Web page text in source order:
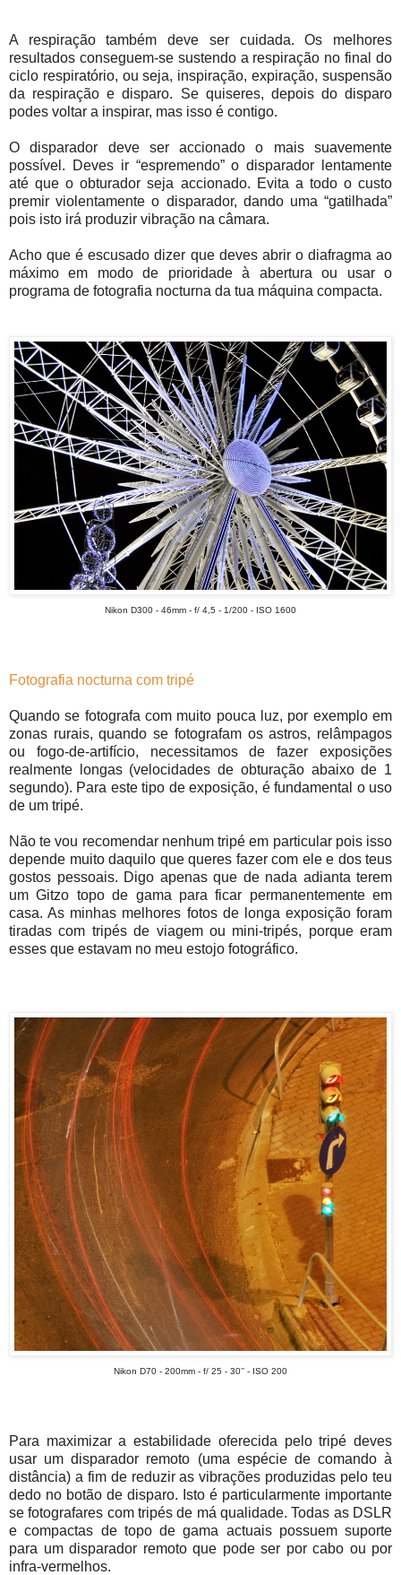
A respiração também deve ser cuidada. Os melhores
resultados conseguem-se sustendo a respiração no final do
ciclo respiratório, ou seja, inspiração, expiração, suspensão
da respiração e disparo. Se quiseres, depois do disparo
podes voltar a inspirar, mas isso é contigo.
O disparador deve ser accionado o mais suavemente
possível. Deves ir “espremendo” o disparador lentamente
até que o obturador seja accionado. Evita a todo o custo
premir violentamente o disparador, dando uma “gatilhada”
pois isto irá produzir vibração na câmara.
Acho que é escusado dizer que deves abrir o diafragma ao
máximo em modo de prioridade à abertura ou usar o
programa de fotografia nocturna da tua máquina compacta.
Nikon D300 - 46mm - f/ 4,5 - 1/200 - ISO 1600
Fotografia nocturna com tripé
Quando se fotografa com muito pouca luz, por exemplo em
zonas rurais, quando se fotografam os astros, relâmpagos
ou fogo-de-artifício, necessitamos de fazer exposições
realmente longas (velocidades de obturação abaixo de 1
segundo). Para este tipo de exposição, é fundamental o uso
de um tripé.
Não te vou recomendar nenhum tripé em particular pois isso
depende muito daquilo que queres fazer com ele e dos teus
gostos pessoais. Digo apenas que de nada adianta terem
um Gitzo topo de gama para ficar permanentemente em
casa. As minhas melhores fotos de longa exposição foram
tiradas com tripés de viagem ou mini-tripés, porque eram
esses que estavam no meu estojo fotográfico.
Nikon D70 - 200mm - f/ 25 - 30’’ - ISO 200
Para maximizar a estabilidade oferecida pelo tripé deves
usar um disparador remoto (uma espécie de comando à
distância) a fim de reduzir as vibrações produzidas pelo teu
dedo no botão de disparo. Isto é particularmente importante
se fotografares com tripés de má qualidade. Todas as DSLR
e compactas de topo de gama actuais possuem suporte
para um disparador remoto que pode ser por cabo ou por
infra-vermelhos.